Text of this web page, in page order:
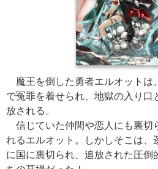
魔王を倒した勇者エルオットは
で冤罪を着せられ、地獄の入り口
放される。
信じていた仲間や恋人にも裏切
れるエルオット。しかしそこは、
に国に裏切られ、追放された圧倒